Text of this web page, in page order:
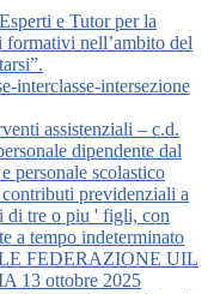
e Tutor per la
formativi nell’ambito del
interclasse-intersezione
assistenziali – c.d.
dipendente dal
personale scolastico
previdenziali a
di tre o piu ' figli, con
a tempo indeterminato
FEDERAZIONE UIL
13 ottobre 2025